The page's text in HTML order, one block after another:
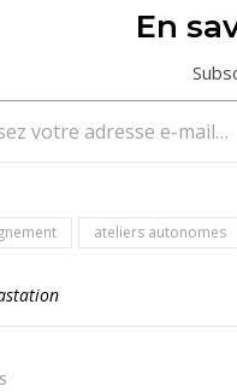
En
adresse e-mail…
ateliers autonomes